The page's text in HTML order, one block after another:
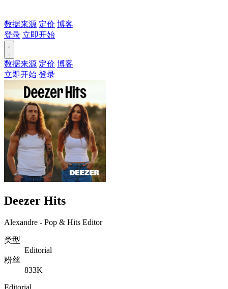
数据来源 定价 博客
登录 立即开始
数据来源 定价 博客
立即开始 登录
Deezer Hits
Alexandre - Pop & Hits Editor
类型
Editorial
粉丝
833K
Editorial